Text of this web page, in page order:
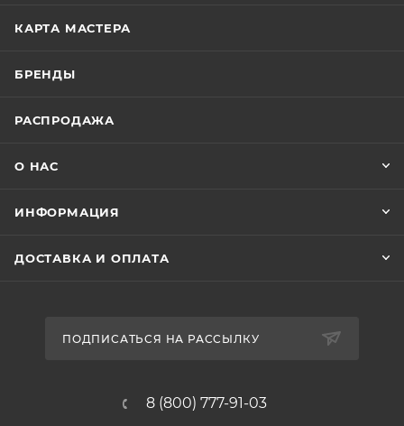
КАРТА МАСТЕРА
БРЕНДЫ
РАСПРОДАЖА
О НАС
ИНФОРМАЦИЯ
ДОСТАВКА И ОПЛАТА
ПОДПИСАТЬСЯ НА РАССЫЛКУ
8 (800) 777-91-03